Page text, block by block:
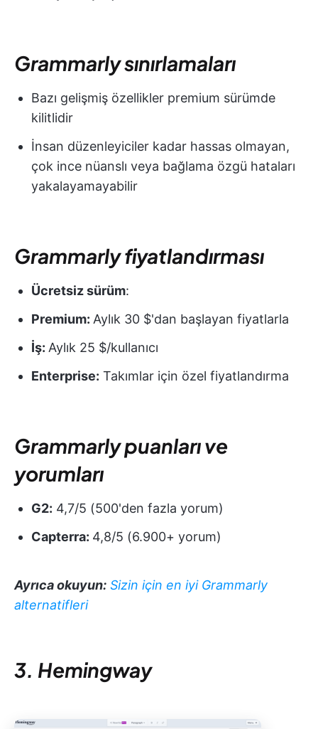
Grammarly sınırlamaları
Bazı gelişmiş özellikler premium sürümde
kilitlidir
İnsan düzenleyiciler kadar hassas olmayan,
çok ince nüanslı veya bağlama özgü hataları
yakalayamayabilir
Grammarly fiyatlandırması
Ücretsiz sürüm:
Premium: Aylık 30 $'dan başlayan fiyatlarla
İş: Aylık 25 $/kullanıcı
Enterprise: Takımlar için özel fiyatlandırma
Grammarly puanları ve
yorumları
G2: 4,7/5 (500'den fazla yorum)
Capterra: 4,8/5 (6.900+ yorum)
Ayrıca okuyun: Sizin için en iyi Grammarly
alternatifleri
3. Hemingway